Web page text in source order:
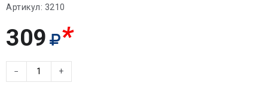
Артикул: 3210
309 *
− +